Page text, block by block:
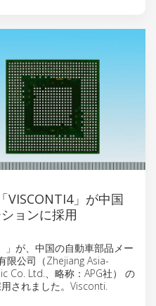
VISCONTI4」が中国
ョンに採用
」が、中国の自動車部品メー
限公司（Zhejiang Asia-
Co. Ltd.、略称：APG社） の
されました。Visconti.